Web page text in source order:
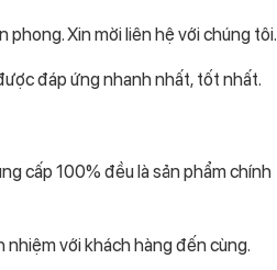
phong. Xin mời liên hệ với chúng tôi.
đáp ứng nhanh nhất, tốt nhất.
cấp 100% đều là sản phẩm chính
với khách hàng đến cùng.